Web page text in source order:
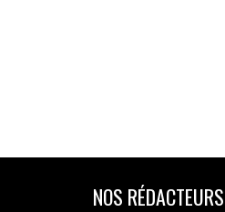
NOS RÉDACTEURS